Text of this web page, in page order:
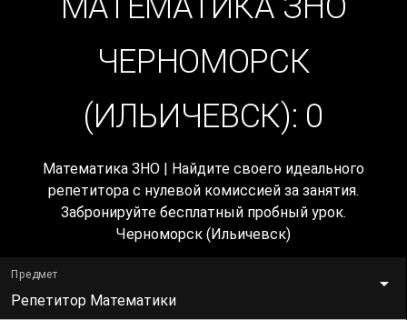
ЧЕРНОМОРСК
(ИЛЬИЧЕВСК): 0
Математика ЗНО | Найдите своего идеального
репетитора с нулевой комиссией за занятия.
Забронируйте бесплатный пробный урок.
Черноморск (Ильичевск)
Предмет
Репетитор Математики